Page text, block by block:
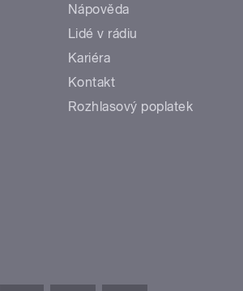
Nápověda
Lidé v rádiu
Kariéra
Kontakt
Rozhlasový poplatek